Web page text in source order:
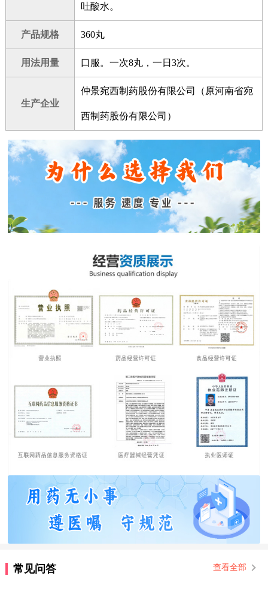
吐酸水。
产品规格 360丸
用法用量 口服。一次8丸，一日3次。
生产企业
仲景宛西制药股份有限公司（原河南省宛
西制药股份有限公司）
常见问答 查看全部